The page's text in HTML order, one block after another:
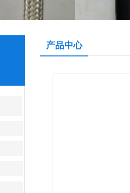
产品中心